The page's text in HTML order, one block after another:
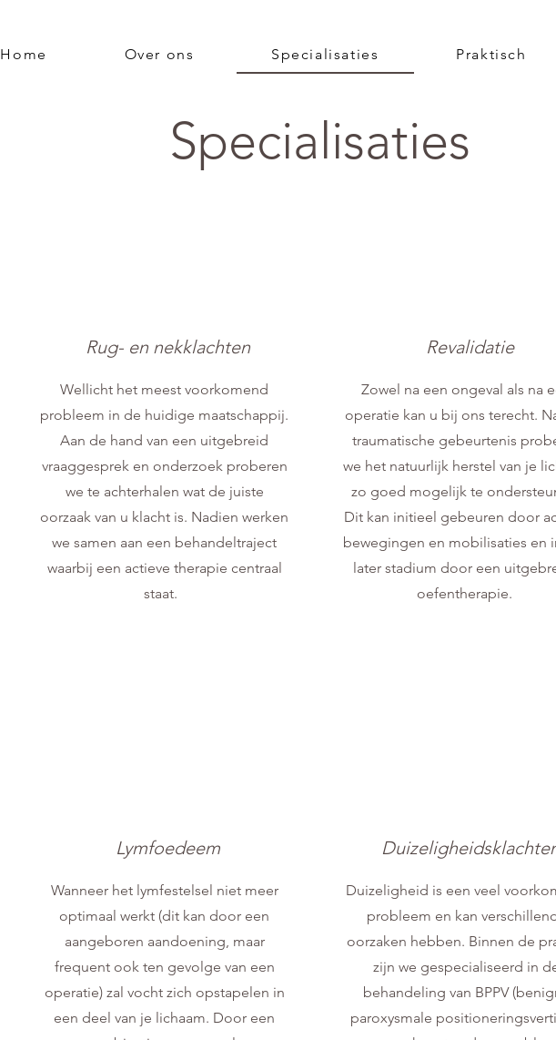
Home Over ons Specialisaties Praktisch
Specialisaties
Rug- en nekklachten
Wellicht het meest voorkomend
probleem in de huidige maatschappij.
Aan de hand van een uitgebreid
vraaggesprek en onderzoek proberen
we te achterhalen wat de juiste
oorzaak van u klacht is. Nadien werken
we samen aan een behandeltraject
waarbij een actieve therapie centraal
staat.
Lymfoedeem
Wanneer het lymfestelsel niet meer
optimaal werkt (dit kan door een
aangeboren aandoening, maar
frequent ook ten gevolge van een
operatie) zal vocht zich opstapelen in
een deel van je lichaam. Door een
Revalidatie
Zowel na een ongeval als na
operatie kan u bij ons terecht.
traumatische gebeurtenis
we het natuurlijk herstel van je
zo goed mogelijk te
Dit kan initieel gebeuren door
bewegingen en mobilisaties en
later stadium door een
oefentherapie.
Duizeligheid is een veel
probleem en kan
oorzaken hebben. Binnen de
zijn we gespecialiseerd in
behandeling van BPPV
paroxysmale